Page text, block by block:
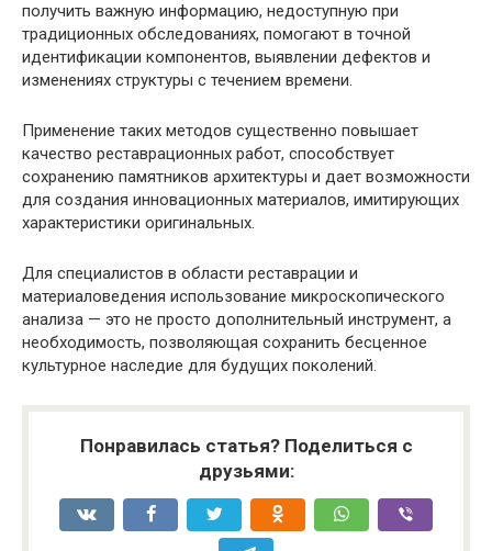
получить важную информацию, недоступную при
традиционных обследованиях, помогают в точной
идентификации компонентов, выявлении дефектов и
изменениях структуры с течением времени.
Применение таких методов существенно повышает
качество реставрационных работ, способствует
сохранению памятников архитектуры и дает возможности
для создания инновационных материалов, имитирующих
характеристики оригинальных.
Для специалистов в области реставрации и
материаловедения использование микроскопического
анализа — это не просто дополнительный инструмент, а
необходимость, позволяющая сохранить бесценное
культурное наследие для будущих поколений.
Понравилась статья? Поделиться с
друзьями: